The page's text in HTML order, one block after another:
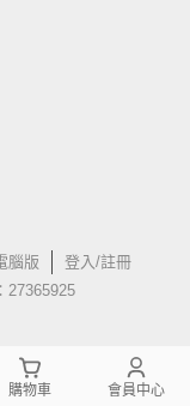
腦版
登入/註冊
27365925
購物車 會員中心